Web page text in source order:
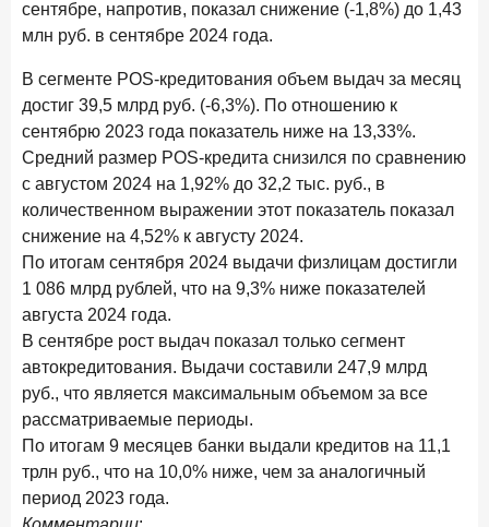
продуктов усиливается
Привязанность побеждает ставку? Как выбирают банк
для сбережений в 2026 году
27 апреля 2026 года ИССЛЕДОВАНИЕ
Банки скорректировали доходность вкладов после
снижения ключевой ставки до 14,5%
Цифра дня
Средний срок ипотеки на вторичном рынке
23,3 лет
Frank Data. Ипотека Поделиться
24 апреля 2026 года ИССЛЕДОВАНИЕ
Ипотека. Итоги работы крупнейших ипотечных банков
в марте 2026 года
сентябре, напротив, показал снижение (-1,8%) до 1,43
млн руб. в сентябре 2024 года.
В сегменте POS-кредитования объем выдач за месяц
достиг 39,5 млрд руб. (-6,3%). По отношению к
сентябрю 2023 года показатель ниже на 13,33%.
Средний размер POS-кредита снизился по сравнению
с августом 2024 на 1,92% до 32,2 тыс. руб., в
количественном выражении этот показатель показал
снижение на 4,52% к августу 2024.
По итогам сентября 2024 выдачи физлицам достигли
1 086 млрд рублей, что на 9,3% ниже показателей
августа 2024 года.
В сентябре рост выдач показал только сегмент
автокредитования. Выдачи составили 247,9 млрд
руб., что является максимальным объемом за все
рассматриваемые периоды.
По итогам 9 месяцев банки выдали кредитов на 11,1
трлн руб., что на 10,0% ниже, чем за аналогичный
период 2023 года.